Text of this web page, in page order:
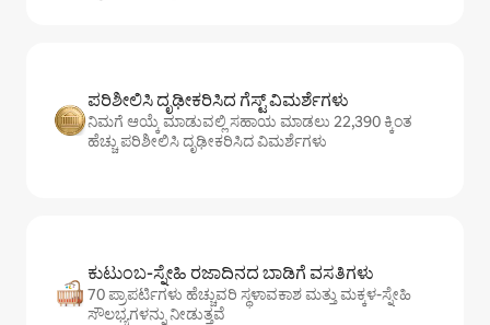
ಪರಿಶೀಲಿಸಿ ದೃಢೀಕರಿಸಿದ ಗೆಸ್ಟ್ ವಿಮರ್ಶೆಗಳು
ನಿಮಗೆ ಆಯ್ಕೆ ಮಾಡುವಲ್ಲಿ ಸಹಾಯ ಮಾಡಲು 22,390 ಕ್ಕಿಂತ
ಹೆಚ್ಚು ಪರಿಶೀಲಿಸಿ ದೃಢೀಕರಿಸಿದ ವಿಮರ್ಶೆಗಳು
ಕುಟುಂಬ-ಸ್ನೇಹಿ ರಜಾದಿನದ ಬಾಡಿಗೆ ವಸತಿಗಳು
70 ಪ್ರಾಪರ್ಟಿಗಳು ಹೆಚ್ಚುವರಿ ಸ್ಥಳಾವಕಾಶ ಮತ್ತು ಮಕ್ಕಳ-ಸ್ನೇಹಿ
ಸೌಲಭ್ಯಗಳನ್ನು ನೀಡುತ್ತವೆ